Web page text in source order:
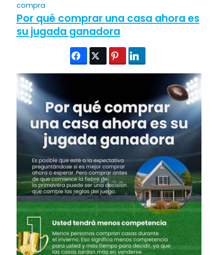
compra
Por qué comprar una casa ahora es
su jugada ganadora